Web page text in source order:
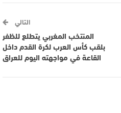
التالي
المنتخب المغربي يتطلع للظفر
بلقب كأس العرب لكرة القدم داخل
القاعة في مواجهته اليوم للعراق